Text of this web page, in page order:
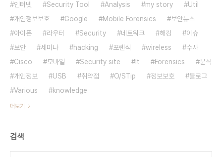
인터넷
Security Tool Analysis my story
Util
개인정보보호
Google Mobile Forensics
보안뉴스
아이폰
라우터 Security 네트워크 해킹
이슈
보안
세미나 hacking 포렌식 wireless
수사
Cisco
모바일 Security site It Forensics
분석
개인정보
USB 취약점 O/STip 정보보호
블로그
Various
knowledge
더보기
검색